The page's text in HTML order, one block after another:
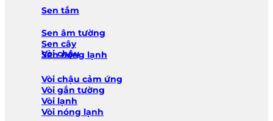
Sen tắm
Sen âm tường
Sen cây
Sen nóng lạnh
Vòi chậu
Vòi chậu cảm ứng
Vòi gắn tường
Vòi lạnh
Vòi nóng lạnh